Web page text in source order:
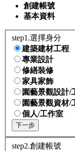
創建帳號
基本資料
step1.選擇身分
建築建材工程
專業設計
修繕裝修
家具家飾
園藝景觀設計/
園藝景觀資材/
個人/工作室
下一步
step2.創建帳號